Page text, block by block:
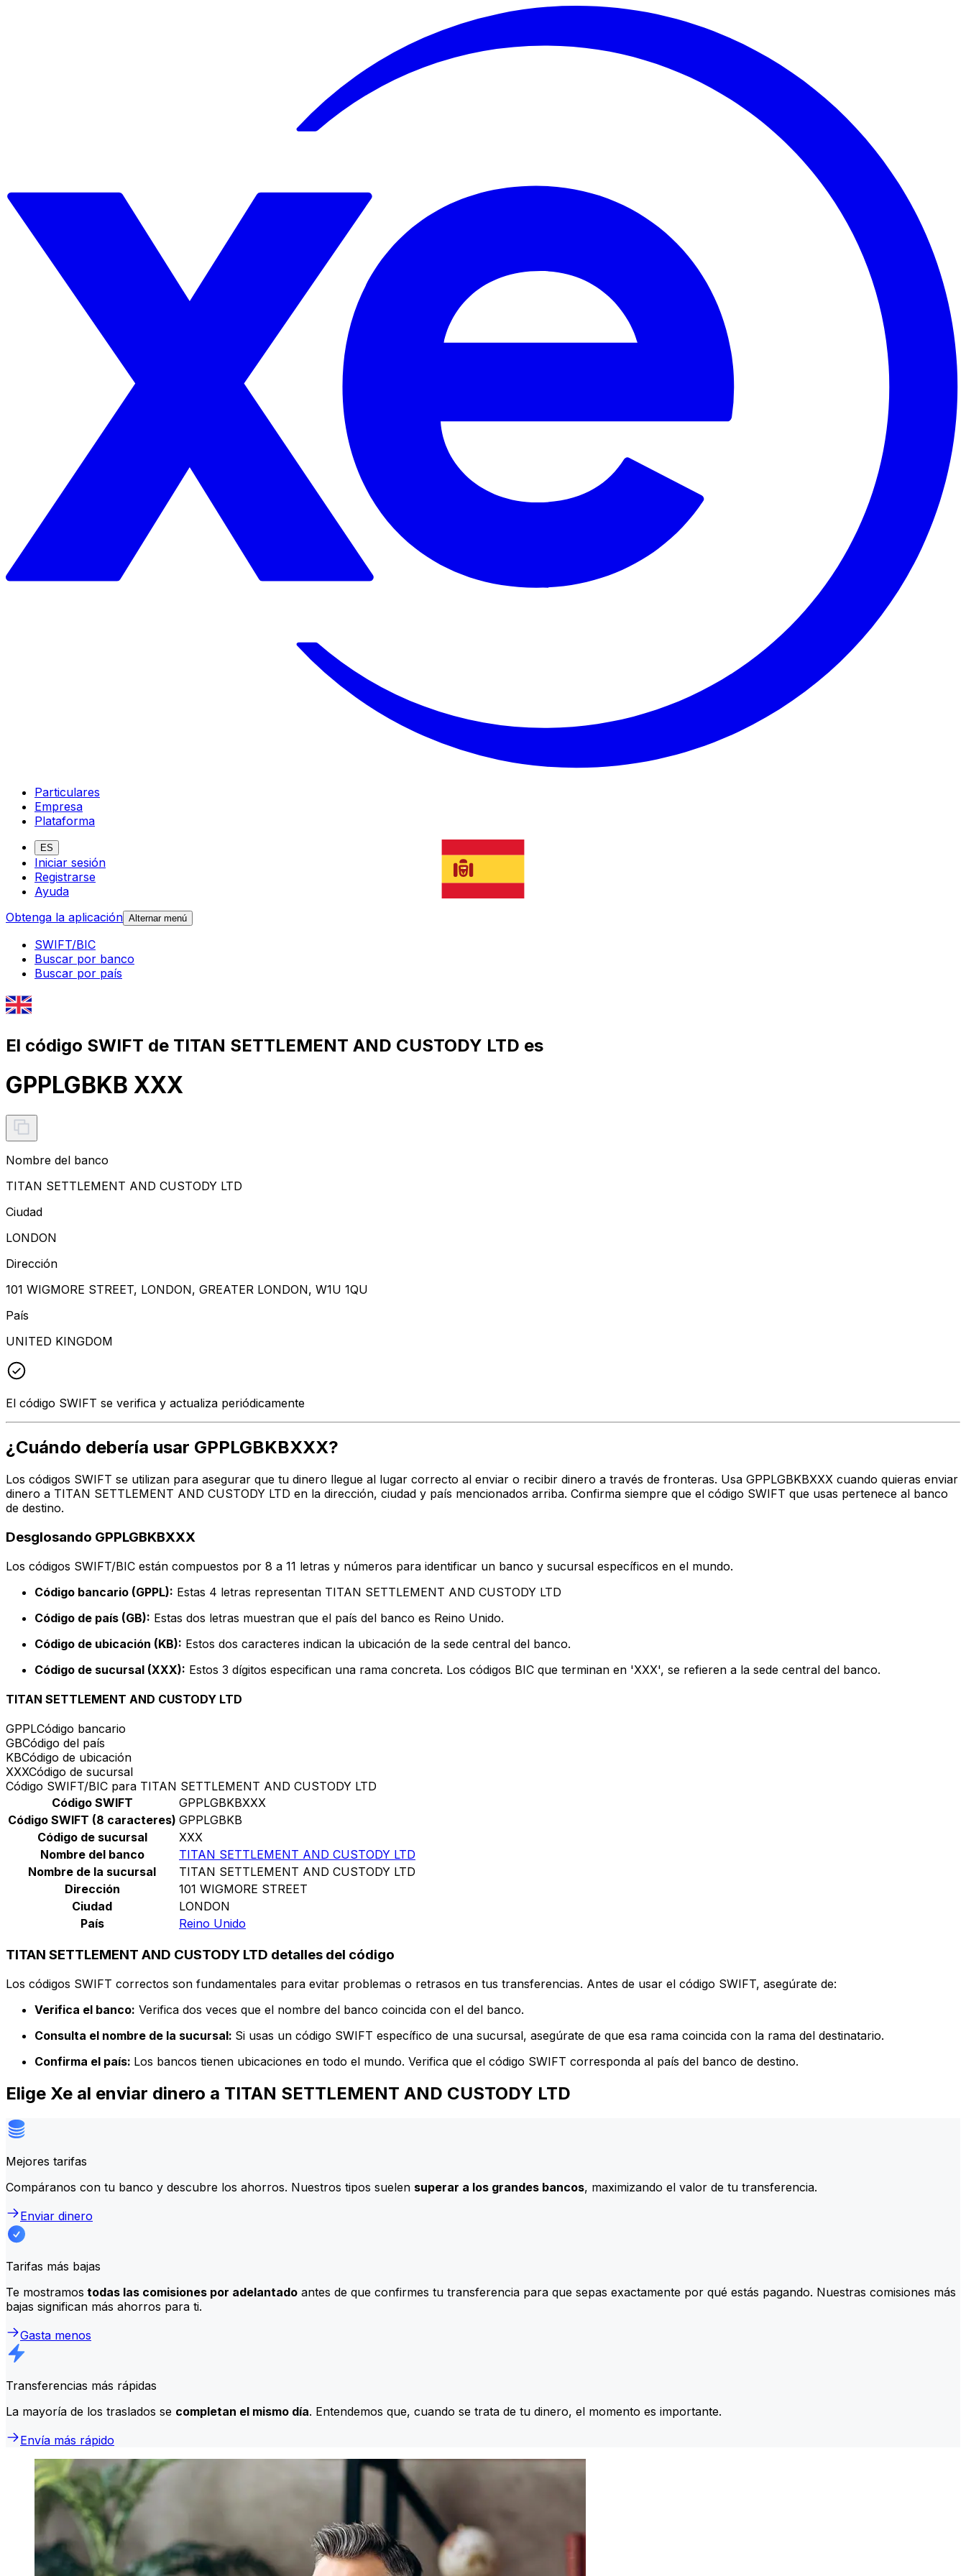
Particulares
Empresa
Plataforma
ES
Iniciar sesión
Registrarse
Ayuda
Obtenga la aplicación Alternar menú
SWIFT/BIC
Buscar por banco
Buscar por país
El código SWIFT de TITAN SETTLEMENT AND CUSTODY LTD es
GPPLGBKB XXX
Nombre del banco
TITAN SETTLEMENT AND CUSTODY LTD
Ciudad
LONDON
Dirección
101 WIGMORE STREET, LONDON, GREATER LONDON, W1U 1QU
País
UNITED KINGDOM
El código SWIFT se verifica y actualiza periódicamente
¿Cuándo debería usar GPPLGBKBXXX?
Los códigos SWIFT se utilizan para asegurar que tu dinero llegue al lugar correcto al enviar o recibir dinero a través de fronteras. Usa GPPLGBKBXXX cuando quieras enviar
dinero a TITAN SETTLEMENT AND CUSTODY LTD en la dirección, ciudad y país mencionados arriba. Confirma siempre que el código SWIFT que usas pertenece al banco
de destino.
Desglosando GPPLGBKBXXX
Los códigos SWIFT/BIC están compuestos por 8 a 11 letras y números para identificar un banco y sucursal específicos en el mundo.
Código bancario (GPPL): Estas 4 letras representan TITAN SETTLEMENT AND CUSTODY LTD
Código de país (GB): Estas dos letras muestran que el país del banco es Reino Unido.
Código de ubicación (KB): Estos dos caracteres indican la ubicación de la sede central del banco.
Código de sucursal (XXX): Estos 3 dígitos especifican una rama concreta. Los códigos BIC que terminan en 'XXX', se refieren a la sede central del banco.
TITAN SETTLEMENT AND CUSTODY LTD
GPPLCódigo bancario
GBCódigo del país
KBCódigo de ubicación
XXXCódigo de sucursal
Código SWIFT/BIC para TITAN SETTLEMENT AND CUSTODY LTD
Código SWIFT
GPPLGBKBXXX
Código SWIFT (8 caracteres) GPPLGBKB
Código de sucursal
XXX
Nombre del banco
TITAN SETTLEMENT AND CUSTODY LTD
Nombre de la sucursal
TITAN SETTLEMENT AND CUSTODY LTD
Dirección
101 WIGMORE STREET
Ciudad
LONDON
País
Reino Unido
TITAN SETTLEMENT AND CUSTODY LTD detalles del código
Los códigos SWIFT correctos son fundamentales para evitar problemas o retrasos en tus transferencias. Antes de usar el código SWIFT, asegúrate de:
Verifica el banco: Verifica dos veces que el nombre del banco coincida con el del banco.
Consulta el nombre de la sucursal: Si usas un código SWIFT específico de una sucursal, asegúrate de que esa rama coincida con la rama del destinatario.
Confirma el país: Los bancos tienen ubicaciones en todo el mundo. Verifica que el código SWIFT corresponda al país del banco de destino.
Elige Xe al enviar dinero a TITAN SETTLEMENT AND CUSTODY LTD
Mejores tarifas
Compáranos con tu banco y descubre los ahorros. Nuestros tipos suelen superar a los grandes bancos, maximizando el valor de tu transferencia.
Enviar dinero
Tarifas más bajas
Te mostramos todas las comisiones por adelantado antes de que confirmes tu transferencia para que sepas exactamente por qué estás pagando. Nuestras comisiones más
bajas significan más ahorros para ti.
Gasta menos
Transferencias más rápidas
La mayoría de los traslados se completan el mismo día. Entendemos que, cuando se trata de tu dinero, el momento es importante.
Envía más rápido